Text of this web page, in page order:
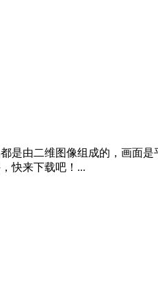
由二维图像组成的，画面是
快来下载吧！...